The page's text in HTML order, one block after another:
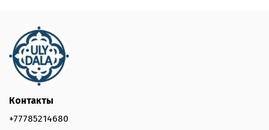
Контакты
+77785214680